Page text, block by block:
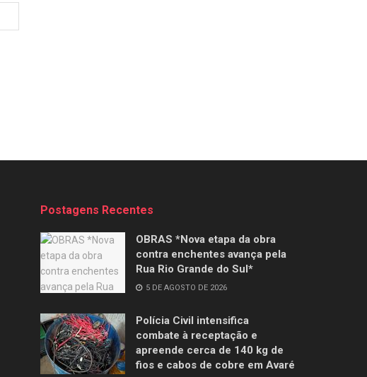
Postagens Recentes
OBRAS *Nova etapa da obra
contra enchentes avança pela
Rua Rio Grande do Sul*
5 DE AGOSTO DE 2026
Polícia Civil intensifica
combate à receptação e
apreende cerca de 140 kg de
fios e cabos de cobre em Avaré